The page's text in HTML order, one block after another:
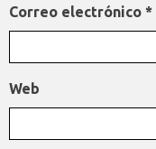
Correo electrónico *
Web